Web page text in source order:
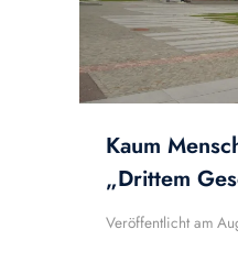
Kaum
„Drittem
Veröffentlicht am